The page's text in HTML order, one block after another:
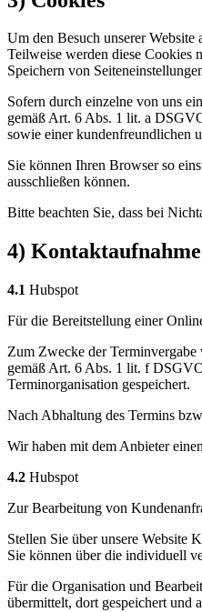
Um den Besuch unserer
Teilweise werden diese Cookies
Speichern von
Sofern durch einzelne von uns
gemäß Art. 6 Abs. 1 lit. a
sowie einer kundenfreundlichen
Sie können Ihren Browser so
ausschließen können.
Bitte beachten Sie, dass bei
4) Kontaktaufnahme
4.1 Hubspot
Für die Bereitstellung einer
Zum Zwecke der
gemäß Art. 6 Abs. 1 lit. f
Terminorganisation gespeichert.
Nach Abhaltung des Termins
Wir haben mit dem Anbieter
4.2 Hubspot
Zur Bearbeitung von
Stellen Sie über unsere Website
Sie können über die individuell
Für die Organisation und
übermittelt, dort gespeichert und